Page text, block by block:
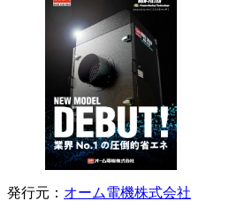
発行元： オーム電機株式会社